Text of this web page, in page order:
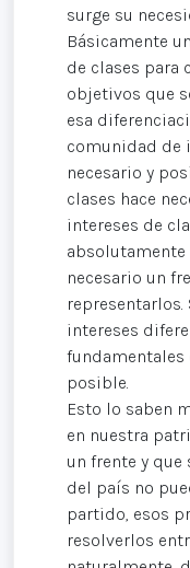
surge su
Básicamente
de clases para
objetivos que
esa
comunidad de
necesario y
clases hace
intereses de
absolutamente
necesario un
intereses
fundamentales
posible.
Esto lo saben
en nuestra
un frente y que
del país no
partido, esos
resolverlos